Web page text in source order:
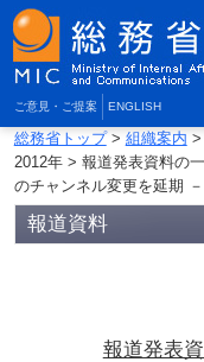
ご意見・ご提案 ENGLISH
総務省トップ> 組織案内 >
2012年 > 報道発表資料の
のチャンネル変更を延期
報道資料
報道発表